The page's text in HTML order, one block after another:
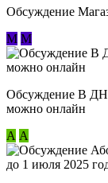
Обсуждение
М М
Обсуждение В
можно онлайн
А А